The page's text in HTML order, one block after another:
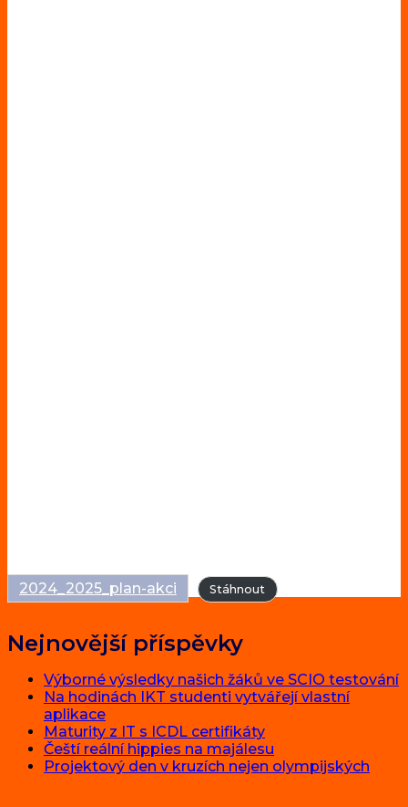
2024_2025_plan-akci Stáhnout
Nejnovější příspěvky
Výborné výsledky našich žáků ve SCIO testování
Na hodinách IKT studenti vytvářejí vlastní
aplikace
Maturity z IT s ICDL certifikáty
Čeští reální hippies na majálesu
Projektový den v kruzích nejen olympijských